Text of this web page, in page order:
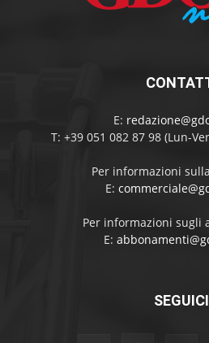
E:
T: +39 051 082 87 98 (Lun-
Per informazioni
E:
Per informazioni sugli
E:
SEGUICI